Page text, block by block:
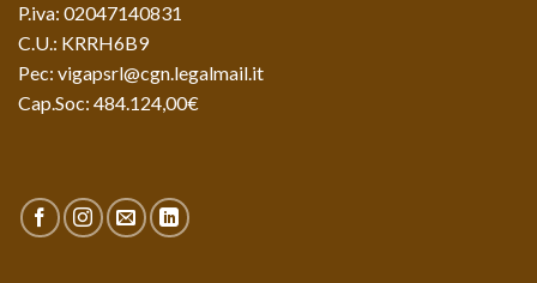
P.iva: 02047140831
C.U.: KRRH6B9
Pec: vigapsrl@cgn.legalmail.it
Cap.Soc: 484.124,00€